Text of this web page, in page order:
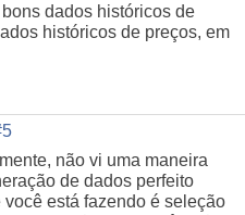
dados históricos de
históricos de preços, em
não vi uma maneira
de dados perfeito
está fazendo é seleção